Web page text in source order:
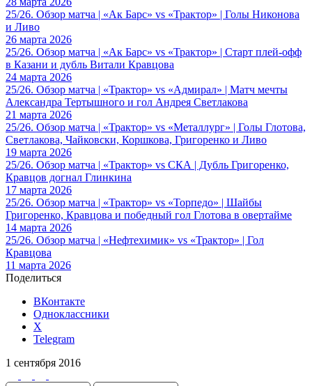
25/26. Обзор матча | «Ак Барс» vs «Трактор» | Голы Никонова
и Ливо
26 марта 2026
25/26. Обзор матча | «Ак Барс» vs «Трактор» | Старт плей-офф
в Казани и дубль Витали Кравцова
24 марта 2026
25/26. Обзор матча | «Трактор» vs «Адмирал» | Матч мечты
Александра Тертышного и гол Андрея Светлакова
21 марта 2026
25/26. Обзор матча | «Трактор» vs «Металлург» | Голы Глотова,
Светлакова, Чайковски, Коршкова, Григоренко и Ливо
19 марта 2026
25/26. Обзор матча | «Трактор» vs СКА | Дубль Григоренко,
Кравцов догнал Глинкина
17 марта 2026
25/26. Обзор матча | «Трактор» vs «Торпедо» | Шайбы
Григоренко, Кравцова и победный гол Глотова в овертайме
14 марта 2026
25/26. Обзор матча | «Нефтехимик» vs «Трактор» | Гол
Кравцова
11 марта 2026
Поделиться
ВКонтакте
Одноклассники
X
Telegram
1 сентября 2016